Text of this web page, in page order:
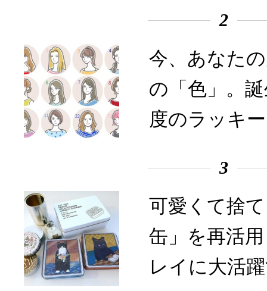
2
今、あなた
の「色」。
度のラッキ
3
可愛くて捨
缶」を再活
レイに大活